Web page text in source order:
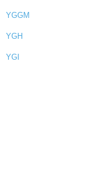
YGGM
YGH
YGI